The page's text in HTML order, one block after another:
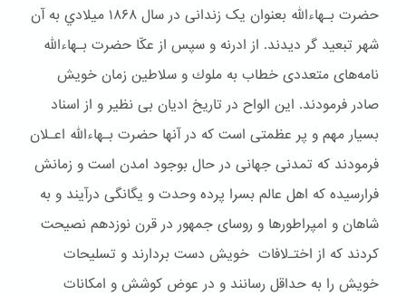
حضرت بـهاءالله بعنوان یک زندانی در سال ۱۸۶۸ ميلادي به آن
شهر تبعيد گر ديدند. از ادرنه و سپس از عکّا حضرت بـهاءالله
نامه‌های متعددی خطاب به ملوك و سلاطین زمان خویش
صادر فرمودند. این الواح در تاریخ ادیان بی نظیر و از اسناد
بسیار مهم و پر عظمتی است که در آنها حضرت بـهاءالله اعـلان
فرمودند که تمدنی جهانی در حال بوجود امدن است و زمانش
فرارسیده که اهل عالم بسرا پرده وحدت و یگانگی درآیند و به
شاهان و امپراطورها و روسای جمهور در قرن نوزدهم نصیحت
کردند که از اختـﻻفات خویش دست بردارند و تسلیحات
خویش را به حداقل رسانند و در عوض کوشش و امکانات